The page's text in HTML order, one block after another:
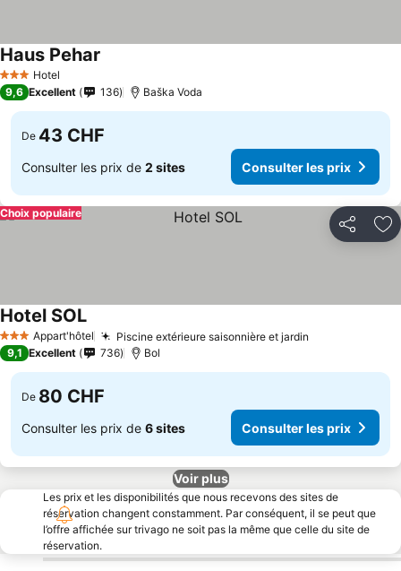
3 ÉtoilesHotel
Haus Pehar
9,6 Excellent 136 Baška Voda
De 43 CHF
Consulter les prix de 2 sites Consulter les prix
Partager
Choix populaire
3 ÉtoilesAppart'hôtel Piscine extérieure saisonnière et jardin
Hotel SOL
9,1 Excellent 736 Bol
De 80 CHF
Consulter les prix de 6 sites Consulter les prix
Voir plus
Les prix et les disponibilités que nous recevons des sites de
réservation changent constamment. Par conséquent, il se peut que
l’offre affichée sur trivago ne soit pas la même que celle du site de
réservation.